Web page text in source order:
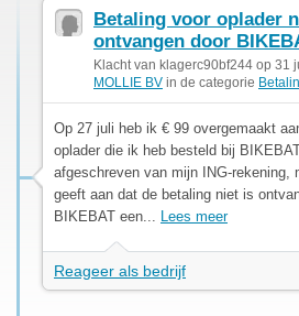
Betaling voor oplader
ontvangen door
Klacht van klagerc90bf244 op 31
MOLLIE BV in de categorie
Op 27 juli heb ik € 99 overgemaakt
oplader die ik heb besteld bij
afgeschreven van mijn ING-rekening,
geeft aan dat de betaling niet is
BIKEBAT een... Lees meer
Reageer als bedrijf